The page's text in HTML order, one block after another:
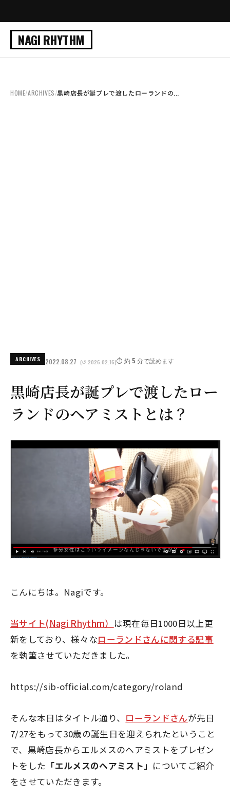
NAGI RHYTHM
HOME/ARCHIVES/黒崎店長が誕プレで渡したローランドの...
ARCHIVES 2022.08.27 (↺ 2026.02.16)⏱️ 約 5 分で読めます
黒崎店長が誕プレで渡したロー
ランドのヘアミストとは？
こんにちは。Nagiです。
当サイト(Nagi Rhythm） は現在毎日1000日以上更
新をしており、様々なローランドさんに関する記事
を執筆させていただきました。
https://sib-official.com/category/roland
そんな本日はタイトル通り、 ローランドさんが先日
7/27をもって30歳の誕生日を迎えられたということ
で、黒崎店長からエルメスのヘアミストをプレゼン
トをした 「エルメスのヘアミスト」 についてご紹介
をさせていただきます。